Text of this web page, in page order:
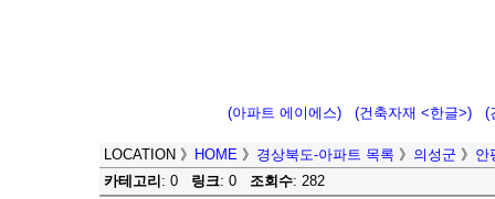
(아파트 에이에스) (건축자재 <한글>) (
LOCATION 》 HOME 》 경상북도-아파트 목록 》 의성군 》 안
카테고리 : 0 링크: 0 조회수: 282